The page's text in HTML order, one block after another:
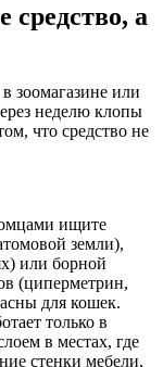
а
зоомагазине или
неделю клопы
что средство не
ищите
земли),
или борной
(циперметрин,
для кошек.
только в
в местах, где
стенки мебели,